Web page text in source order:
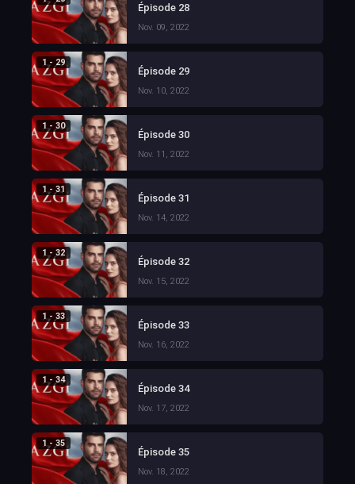
Épisode 28
Nov. 09, 2022
1 - 29
Épisode 29
Nov. 10, 2022
1 - 30
Épisode 30
Nov. 11, 2022
1 - 31
Épisode 31
Nov. 14, 2022
1 - 32
Épisode 32
Nov. 15, 2022
1 - 33
Épisode 33
Nov. 16, 2022
1 - 34
Épisode 34
Nov. 17, 2022
1 - 35
Épisode 35
Nov. 18, 2022